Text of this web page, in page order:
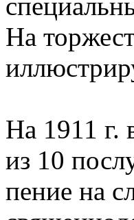
На
На 1911 г.
из 10
пение на